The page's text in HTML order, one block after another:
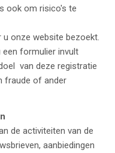
ook om risico's te
u onze website bezoekt.
een formulier invult
van deze registratie
fraude of ander
de activiteiten van de
aanbiedingen